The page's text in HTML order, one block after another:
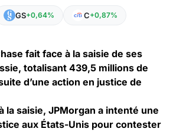
GS+0,64% C+0,87%
fait face à la saisie de ses
totalisant 439,5 millions de
d’une action en justice de
la saisie, JPMorgan a intenté une
aux États-Unis pour contester